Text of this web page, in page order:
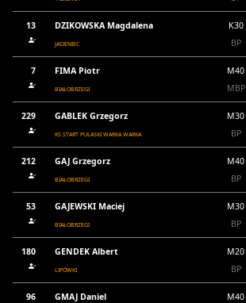
13 DZIKOWSKA Magdalena
JASIENIEC
K30
BP
7 FIMA Piotr
BIAŁOBRZEGI
M40
MBP
229 GABLEK Grzegorz
KS START PUŁASKI WARKA WARKA
M30
BP
212 GAJ Grzegorz
BIAŁOBRZEGI
M40
BP
53 GAJEWSKI Maciej
BIAŁOBRZEGI
M30
BP
180 GENDEK Albert
LIPÓWKI
M20
BP
96 GMAJ Daniel M40